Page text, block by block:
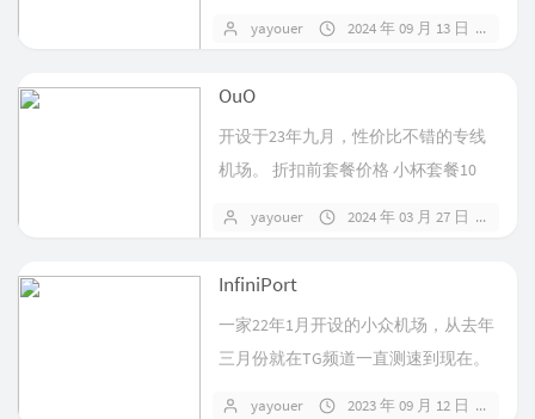
yayouer 2024 年 09 月 13 日
OuO
开设于23年九月，性价比不错的专线
机场。 折扣前套餐价格 小杯套餐10
yayouer 2024 年 03 月 27 日
InfiniPort
一家22年1月开设的小众机场，从去年
三月份就在TG频道一直测速到现在。
yayouer 2023 年 09 月 12 日